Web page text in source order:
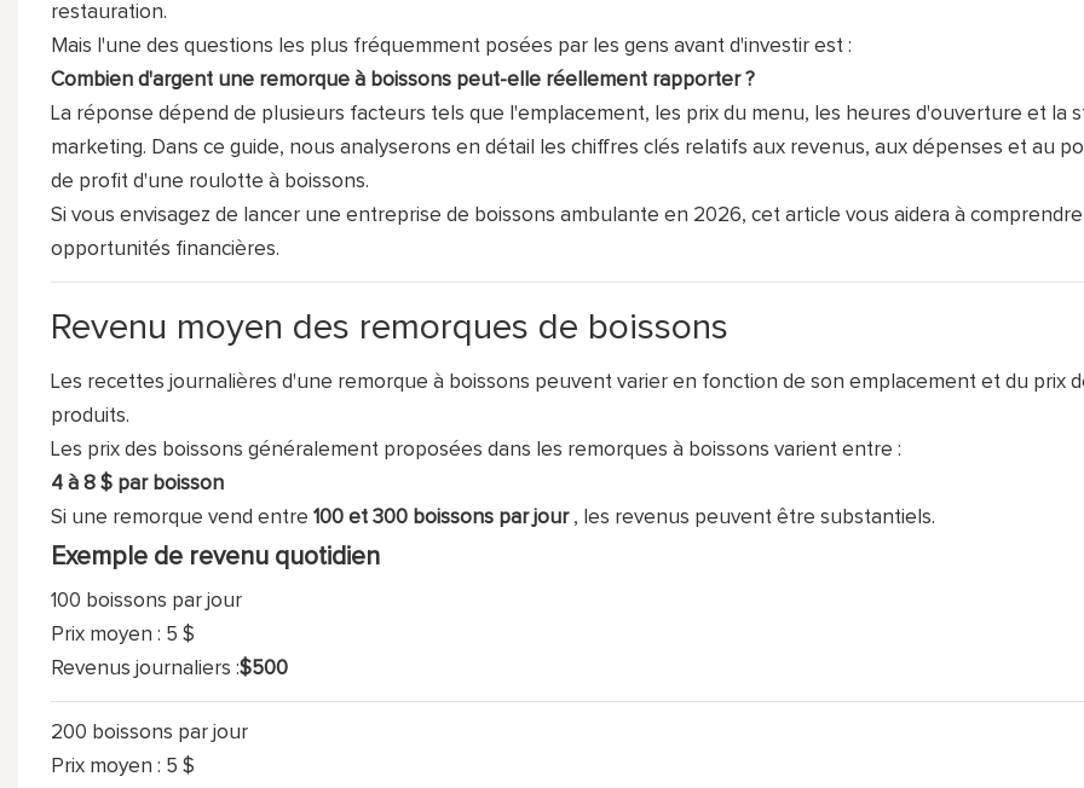
restauration.
Mais l'une des questions les plus fréquemment posées par les gens avant d'investir est :
Combien d'argent une remorque à boissons peut-elle réellement rapporter ?
La réponse dépend de plusieurs facteurs tels que l'emplacement, les prix du menu, les heures d'ouverture et la
marketing. Dans ce guide, nous analyserons en détail les chiffres clés relatifs aux revenus, aux dépenses et au
de profit d'une roulotte à boissons.
Si vous envisagez de lancer une entreprise de boissons ambulante en 2026, cet article vous aidera à
opportunités financières.
Revenu moyen des remorques de boissons
Les recettes journalières d'une remorque à boissons peuvent varier en fonction de son emplacement et du prix
produits.
Les prix des boissons généralement proposées dans les remorques à boissons varient entre :
4 à 8 $ par boisson
Si une remorque vend entre 100 et 300 boissons par jour, les revenus peuvent être substantiels.
Exemple de revenu quotidien
100 boissons par jour
Prix ​​moyen : 5 $
Revenus journaliers :$500
200 boissons par jour
Prix ​​moyen : 5 $